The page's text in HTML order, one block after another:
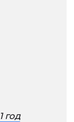
год